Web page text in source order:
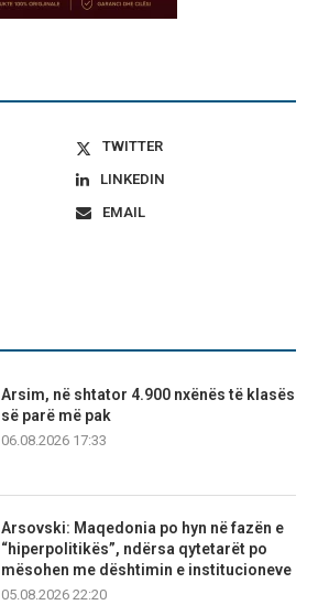
TWITTER
LINKEDIN
EMAIL
Arsim, në shtator 4.900 nxënës të klasës
së parë më pak
06.08.2026 17:33
Arsovski: Maqedonia po hyn në fazën e
“hiperpolitikës”, ndërsa qytetarët po
mësohen me dështimin e institucioneve
05.08.2026 22:20